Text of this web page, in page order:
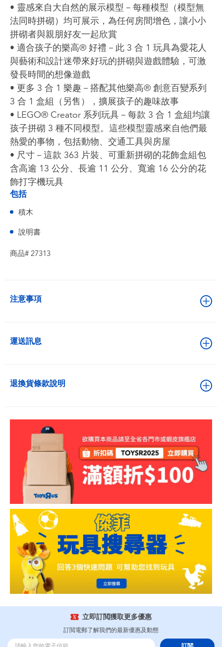
• 靈感來自大自然的展示模型－每種模型（模型無
法同時拼砌）均可展示，為任何房間增色，讓小小
拼砌者與親朋好友一起欣賞
• 適合孩子的樂高® 好禮－此 3 合 1 玩具為愛花人
與藝術和設計迷帶來好玩的拼砌與遊戲體驗，可激
發長時間的想像遊戲
• 更多 3 合 1 樂趣－搭配其他樂高® 創意百變系列
3 合 1 盒組（另售），擴展孩子的趣味故事
• LEGO® Creator 系列玩具－每款 3 合 1 盒組均讓
孩子拼砌 3 種不同模型。這些模型靈感來自他們最
熱愛的事物，包括動物、交通工具與房屋
• 尺寸－這款 363 片裝、可重新拼砌的花飾盒組包
含高逾 13 公分、長逾 11 公分、寬逾 16 公分的花
飾打字機玩具
包括
積木
說明書
商品# 27313
注意事項
運送訊息
退換貨條款說明
立即訂閲獲取更多優惠
訂閲電郵了解我們的最新優惠及動態